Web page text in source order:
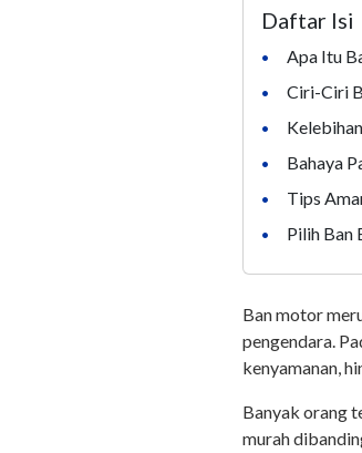
Daftar Isi
•
Apa Itu
• Ciri-Ciri
•
• Bahaya
• Tips
• Pilih Ban
Ban motor
pengendara.
kenyamanan,
Banyak orang
murah